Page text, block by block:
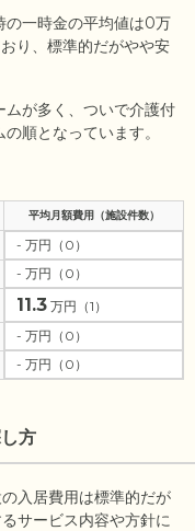
一時金の平均値は0万
り、標準的だがやや安
が多く、ついで介護付
順となっています。
平均月額費用（施設件数）
- 万円（0）
- 万円（0）
11.3 万円（1）
- 万円（0）
- 万円（0）
方
入居費用は標準的だが
サービス内容や方針に